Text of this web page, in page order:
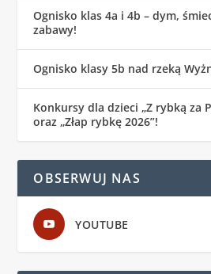
Ognisko klas 4a i 4b – dym,
zabawy!
Ognisko klasy 5b nad rzeką
Konkursy dla dzieci „Z rybką za
oraz „Złap rybkę 2026”!
OBSERWUJ NAS
YOUTUBE